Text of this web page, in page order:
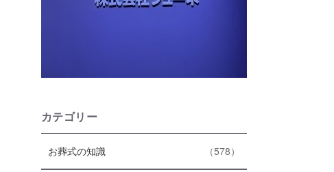
カテゴリー
お葬式の知識 578